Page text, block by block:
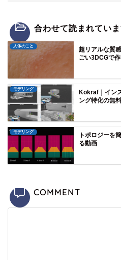
合わせて読まれてい
人体のこと
超リアルな質
ごい3DCGで作
モデリング
Kokraf｜イン
ング特化の無
モデリング
トポロジーを
る動画
COMMENT